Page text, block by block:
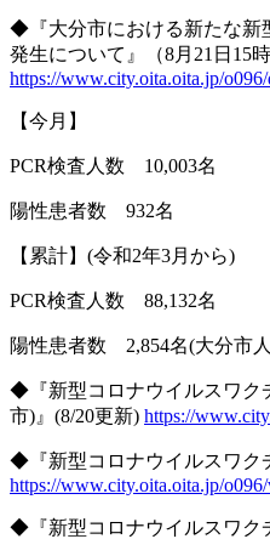
◆『大分市における新たな新
発生について』（8月 21 日 15
https://www.city.oita.oita.jp/
【今月】
PCR検査人数 10,003名
陽性患者数 932名
【累計】 (令和2年3月から)
PCR検査人数 88,132名
陽性患者数 2,854名(大分市
◆『新型コロナウイルスワク
市) 』 (8/20更新) https://
◆『新型コロナウイルスワク
https://www.city.oita.oita.jp/
◆『新型コロナウイルスワク